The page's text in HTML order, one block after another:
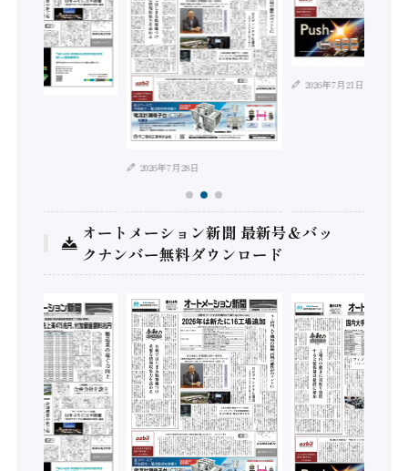
2026年7月28日
2026年7月21日
オートメーション新聞 最新号＆バッ
クナンバー無料ダウンロード